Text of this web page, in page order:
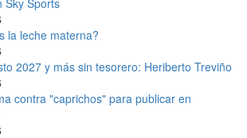
Sky Sports
la leche materna?
2027 y más sin tesorero: Heriberto Treviño
contra "caprichos" para publicar en